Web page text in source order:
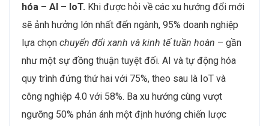
hóa – AI – IoT. Khi được hỏi về các xu hướng đổi mới
sẽ ảnh hưởng lớn nhất đến ngành, 95% doanh nghiệp
lựa chọn chuyển đổi xanh và kinh tế tuần hoàn – gần
như một sự đồng thuận tuyệt đối. AI và tự động hóa
quy trình đứng thứ hai với 75%, theo sau là IoT và
công nghiệp 4.0 với 58%. Ba xu hướng cùng vượt
ngưỡng 50% phản ánh một định hướng chiến lược